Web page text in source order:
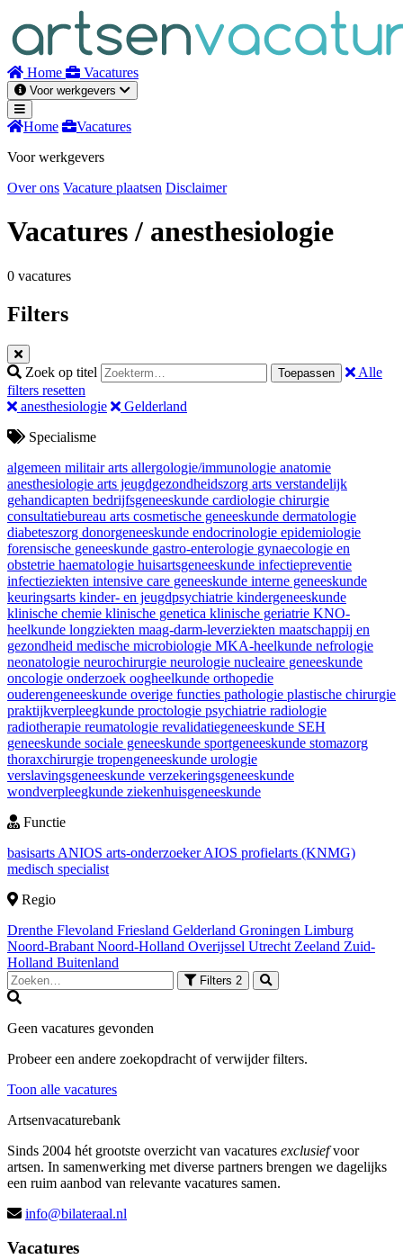
inhoud
Home Vacatures
Voor werkgevers
Home
Vacatures
Voor werkgevers
Over ons Vacature plaatsen Disclaimer
Vacatures/ anesthesiologie
0 vacatures
Filters
Zoek op titel Toepassen
Alle
filters resetten
anesthesiologie
Gelderland
Specialisme
algemeen militair arts allergologie/immunologie anatomie
anesthesiologie arts jeugdgezondheidszorg arts verstandelijk
gehandicapten bedrijfsgeneeskunde cardiologie chirurgie
consultatiebureau arts cosmetische geneeskunde dermatologie
diabeteszorg donorgeneeskunde endocrinologie epidemiologie
forensische geneeskunde gastro-enterologie gynaecologie en
obstetrie haematologie huisartsgeneeskunde infectiepreventie
infectieziekten intensive care geneeskunde interne geneeskunde
keuringsarts kinder- en jeugdpsychiatrie kindergeneeskunde
klinische chemie klinische genetica klinische geriatrie KNO-
heelkunde longziekten maag-darm-leverziekten maatschappij en
gezondheid medische microbiologie MKA-heelkunde nefrologie
neonatologie neurochirurgie neurologie nucleaire geneeskunde
oncologie onderzoek oogheelkunde orthopedie
ouderengeneeskunde overige functies pathologie plastische chirurgie
praktijkverpleegkunde proctologie psychiatrie radiologie
radiotherapie reumatologie revalidatiegeneeskunde SEH
geneeskunde sociale geneeskunde sportgeneeskunde stomazorg
thoraxchirurgie tropengeneeskunde urologie
verslavingsgeneeskunde verzekeringsgeneeskunde
wondverpleegkunde ziekenhuisgeneeskunde
Functie
basisarts ANIOS arts-onderzoekerAIOS profielarts (KNMG)
medisch specialist
Regio
Drenthe Flevoland Friesland Gelderland Groningen Limburg
Noord-Brabant Noord-Holland Overijssel Utrecht Zeeland Zuid-
Holland Buitenland
Filters 2
Geen vacatures gevonden
Probeer een andere zoekopdracht of verwijder filters.
Toon alle vacatures
Artsenvacaturebank
Sinds 2004 hét grootste overzicht van vacatures exclusiefvoor
artsen. In samenwerking met diverse partners brengen we dagelijks
een ruim aanbod van relevante vacatures samen.
info@bilateraal.nl
Vacatures